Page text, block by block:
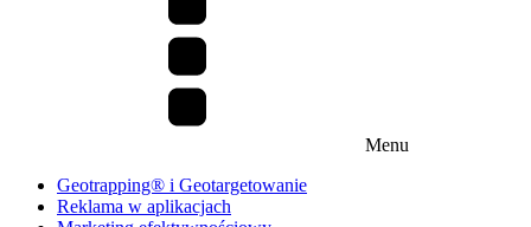
Menu
Geotrapping® i Geotargetowanie
Reklama w aplikacjach